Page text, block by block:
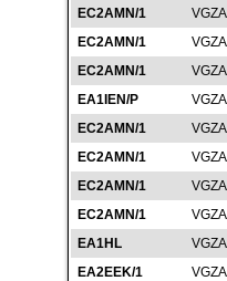
EC2AMN/1
EC2AMN/1
EC2AMN/1
EA1IEN/P
EC2AMN/1
EC2AMN/1
EC2AMN/1
EC2AMN/1
EA1HL
EA2EEK/1